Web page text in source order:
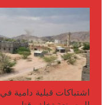
اشتباكات قبلية دامية في